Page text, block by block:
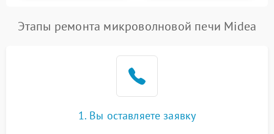
Этапы ремонта микроволновой печи Midea
1. Вы оставляете заявку